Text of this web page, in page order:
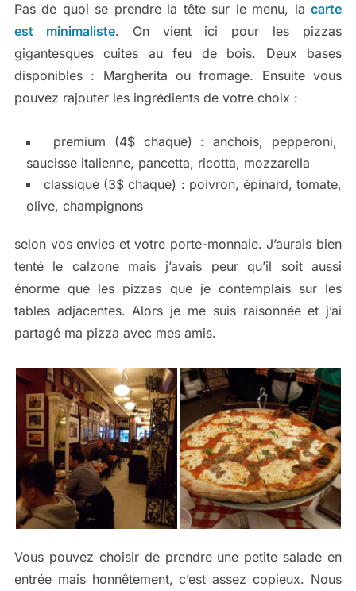
Pas de quoi se prendre la tête sur le menu, lacarte
est minimaliste. On vient ici pour les pizzas
gigantesques cuites au feu de bois. Deux bases
disponibles : Margherita ou fromage. Ensuite vous
pouvez rajouter les ingrédients de votre choix :
premium (4$ chaque) : anchois, pepperoni,
saucisse italienne, pancetta, ricotta, mozzarella
classique (3$ chaque) : poivron, épinard, tomate,
olive, champignons
selon vos envies et votre porte-monnaie. J’aurais bien
tenté le calzone mais j’avais peur qu’il soit aussi
énorme que les pizzas que je contemplais sur les
tables adjacentes. Alors je me suis raisonnée et j’ai
partagé ma pizza avec mes amis.
Vous pouvez choisir de prendre une petite salade en
entrée mais honnêtement, c’est assez copieux. Nous